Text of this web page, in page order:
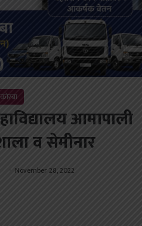
कोरबा
आमापाली
व सेमीनार
November 28, 2022